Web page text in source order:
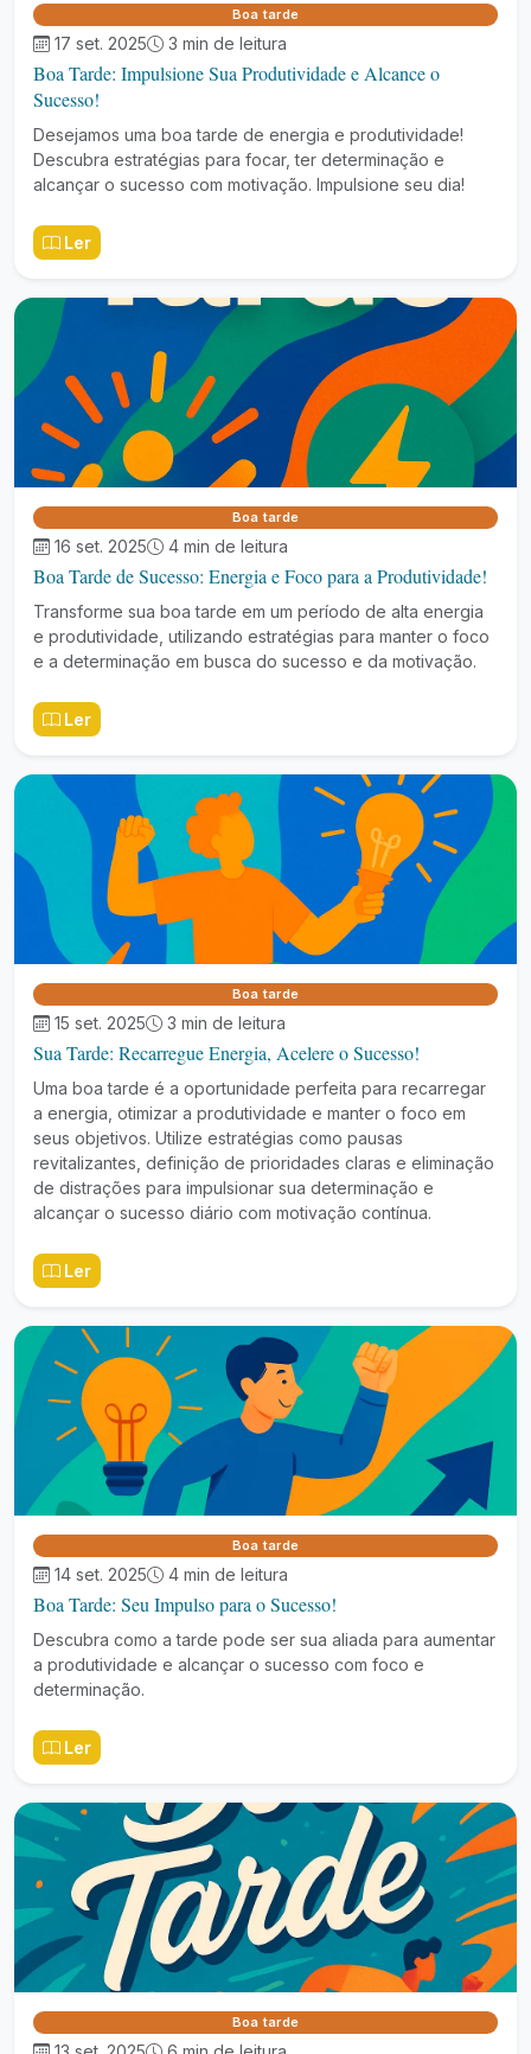
Boa tarde
17 set. 2025 3 min de leitura
Boa Tarde: Impulsione Sua Produtividade e Alcance o
Sucesso!
Desejamos uma boa tarde de energia e produtividade!
Descubra estratégias para focar, ter determinação e
alcançar o sucesso com motivação. Impulsione seu dia!
Ler
Boa tarde
16 set. 2025 4 min de leitura
Boa Tarde de Sucesso: Energia e Foco para a Produtividade!
Transforme sua boa tarde em um período de alta energia
e produtividade, utilizando estratégias para manter o foco
e a determinação em busca do sucesso e da motivação.
Ler
Boa tarde
15 set. 2025 3 min de leitura
Sua Tarde: Recarregue Energia, Acelere o Sucesso!
Uma boa tarde é a oportunidade perfeita para recarregar
a energia, otimizar a produtividade e manter o foco em
seus objetivos. Utilize estratégias como pausas
revitalizantes, definição de prioridades claras e eliminação
de distrações para impulsionar sua determinação e
alcançar o sucesso diário com motivação contínua.
Ler
Boa tarde
14 set. 2025 4 min de leitura
Boa Tarde: Seu Impulso para o Sucesso!
Descubra como a tarde pode ser sua aliada para aumentar
a produtividade e alcançar o sucesso com foco e
determinação.
Ler
Boa tarde